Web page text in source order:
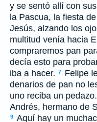
y se sentó allí con
la Pascua, la fiesta
Jesús, alzando los
multitud venía hacia
compraremos pan
decía esto para
iba a hacer. 7
Felipe
denarios de pan no
uno reciba un pedazo.
Andrés, hermano de
9 Aquí hay un